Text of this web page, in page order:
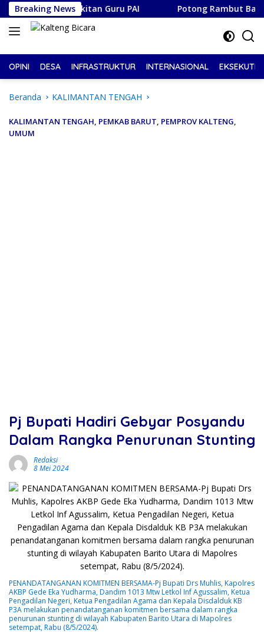
Langsung
ke
konten
Breaking News
Kebangkitan Guru PAI Potong Rambut Bayar Suka-
OPINI DESA INFRASTRUKTUR INTERNASIONAL EKSEKUTIF
Beranda KALIMANTAN TENGAH
KALIMANTAN TENGAH, PEMKAB BARUT, PEMPROV KALTENG,
UMUM
Pj Bupati Hadiri Gebyar Posyandu
Dalam Rangka Penurunan Stunting
Redaksi
8 Mei 2024
PENANDATANGANAN KOMITMEN BERSAMA-Pj Bupati Drs Muhlis, Kapolres
AKBP Gede Eka Yudharma, Dandim 1013 Mtw Letkol Inf Agussalim, Ketua
Pengadilan Negeri, Ketua Pengadilan Agama dan Kepala Disdalduk KB
P3A melakukan penandatanganan komitmen bersama dalam rangka
penurunan stunting di wilayah Kabupaten Barito Utara di Mapolres
setempat, Rabu (8/5/2024).